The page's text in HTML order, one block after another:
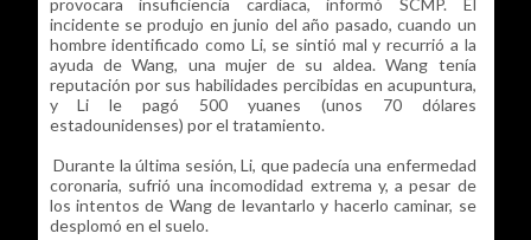
incidente se produjo en junio del año pasado, cuando un
hombre identificado como Li, se sintió mal y recurrió a la
ayuda de Wang, una mujer de su aldea. Wang tenía
reputación por sus habilidades percibidas en acupuntura,
y Li le pagó 500 yuanes (unos 70 dólares
estadounidenses) por el tratamiento.
Durante la última sesión, Li, que padecía una enfermedad
coronaria, sufrió una incomodidad extrema y, a pesar de
los intentos de Wang de levantarlo y hacerlo caminar, se
desplomó en el suelo.